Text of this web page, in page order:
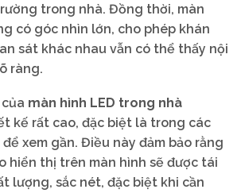
trong nhà. Đồng thời, màn
có góc nhìn lớn, cho phép khán
sát khác nhau vẫn có thể thấy nội
ràng.
màn hình LED trong nhà
kế rất cao, đặc biệt là trong các
xem gần. Điều này đảm bảo rằng
hiển thị trên màn hình sẽ được tái
lượng, sắc nét, đặc biệt khi cần